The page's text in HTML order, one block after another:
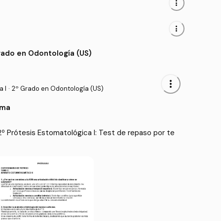
more_vert
more_vert
en Odontología (US)
I · 2º Grado en Odontología (US) more_vert
Prótesis Estomatológica I: Test de repaso por te